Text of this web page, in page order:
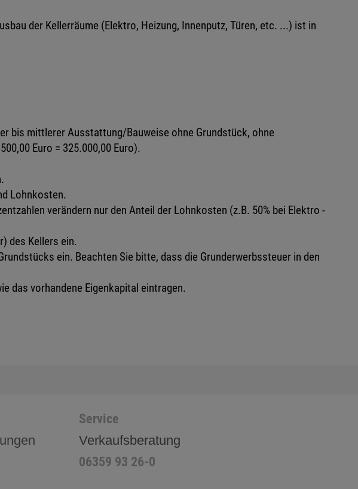
der Kellerräume (Elektro, Heizung, Innenputz, Türen, etc. ...) ist in
bis mittlerer Ausstattung/Bauweise ohne Grundstück, ohne
Euro = 325.000,00 Euro).
Lohnkosten.
verändern nur den Anteil der Lohnkosten (z.B. 50% bei Elektro -
des Kellers ein.
ein. Beachten Sie bitte, dass die Grunderwerbssteuer in den
das vorhandene Eigenkapital eintragen.
Service
Verkaufsberatung
06359 93 26-0